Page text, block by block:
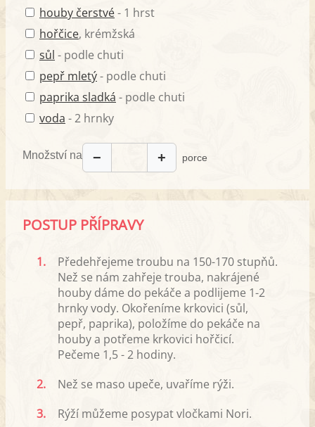
houby čerstvé- 1 hrst
hořčice, krémžská
sůl - podle chuti
pepř mletý- podle chuti
paprika sladká - podle chuti
voda - 2 hrnky
Množství na − + porce
POSTUP PŘÍPRAVY
1.
Předehřejeme troubu na 150-170 stupňů.
Než se nám zahřeje trouba, nakrájené
houby dáme do pekáče a podlijeme 1-2
hrnky vody. Okořeníme krkovici (sůl,
pepř, paprika), položíme do pekáče na
houby a potřeme krkovici hořčicí.
Pečeme 1,5 - 2 hodiny.
2.
Než se maso upeče, uvaříme rýži.
3.
Rýží můžeme posypat vločkami Nori.